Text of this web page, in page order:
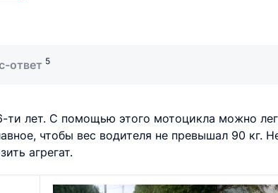
ответ 5
лет. С помощью этого мотоцикла можно
чтобы вес водителя не превышал 90 кг.
агрегат.